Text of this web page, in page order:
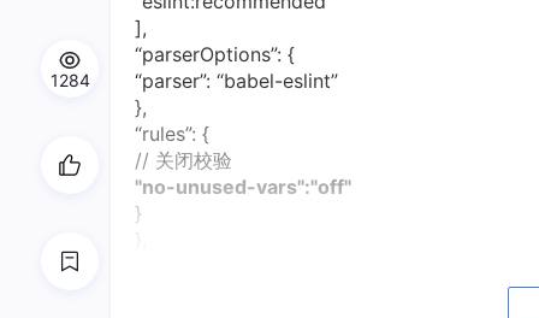
],
“parserOptions”: {
“parser”: “babel-eslint”
},
“rules”: {
// 关闭校验
"no-unused-vars":"off"
}
},
1284